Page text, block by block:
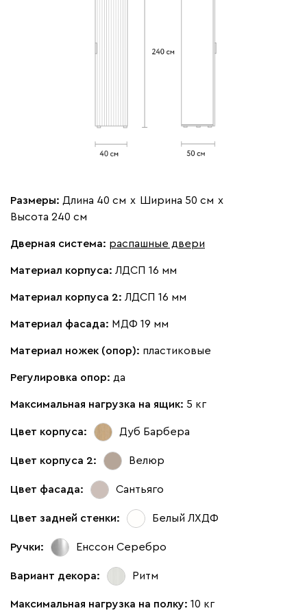
Вариант исполнения
Вид петель
без доводчиков с доводчиками
Размеры: Длина 40 см х Ширина 50 см х
Высота 240 см
Дверная система: распашные двери
Материал корпуса: ЛДСП 16 мм
Материал корпуса 2: ЛДСП 16 мм
Материал фасада: МДФ 19 мм
Материал ножек (опор): пластиковые
Регулировка опор: да
Максимальная нагрузка на ящик: 5 кг
Цвет корпуса: Дуб Барбера
Цвет корпуса 2: Велюр
Цвет фасада: Сантьяго
Цвет задней стенки: Белый ЛХДФ
Ручки: Енссон Серебро
Вариант декора: Ритм
Максимальная нагрузка на полку: 10 кг